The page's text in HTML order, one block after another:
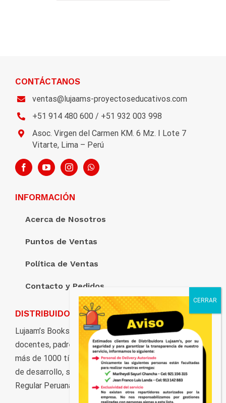
CONTÁCTANOS
ventas@lujaams-proyectoseducativos.com
+51 914 480 600 / +51 932 003 998
Asoc. Virgen del Carmen KM. 6 Mz. I Lote 7
Vitarte, Lima – Perú
INFORMACIÓN
Acerca de Nosotros
Puntos de Ventas
Política de Ventas
Contacto y Pedidos
DISTRIBUIDORA LUJAAM’S
Lujaam’s Books pone al servicio de estudiantes,
docentes, padres de familia, y al público en general,
más de 1000 títulos distribuidos en marcas y ciclos
de desarrollo, según los grados de la Educación Básica
Regular Peruana.